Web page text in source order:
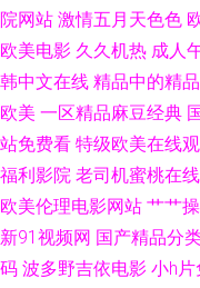
色区 国产精品九九极品 九九
超碰青娱乐 91熟女露脸专区
网 一本道色站导航 91福利姬
蕉菊花网 国产乱子伦一区
院网站 激情五月天色色
欧美电影 久久机热 成人
韩中文在线 精品中的精品
欧美 一区精品麻豆经典
站免费看 特级欧美在线
福利影院 老司机蜜桃在线
欧美伦理电影网站 艹艹
新91视频网 国产精品分
码 波多野吉依电影 小h片